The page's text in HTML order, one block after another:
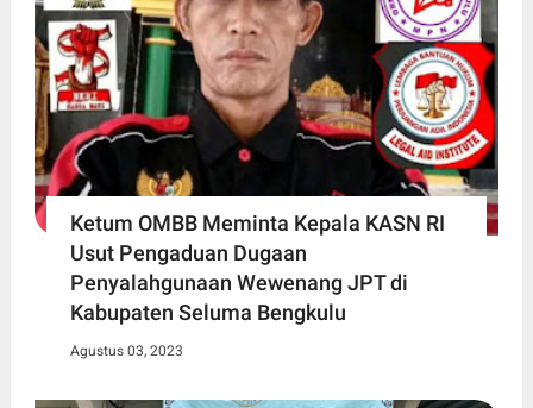
Ketum OMBB Meminta Kepala KASN RI
Usut Pengaduan Dugaan
Penyalahgunaan Wewenang JPT di
Kabupaten Seluma Bengkulu
Agustus 03, 2023